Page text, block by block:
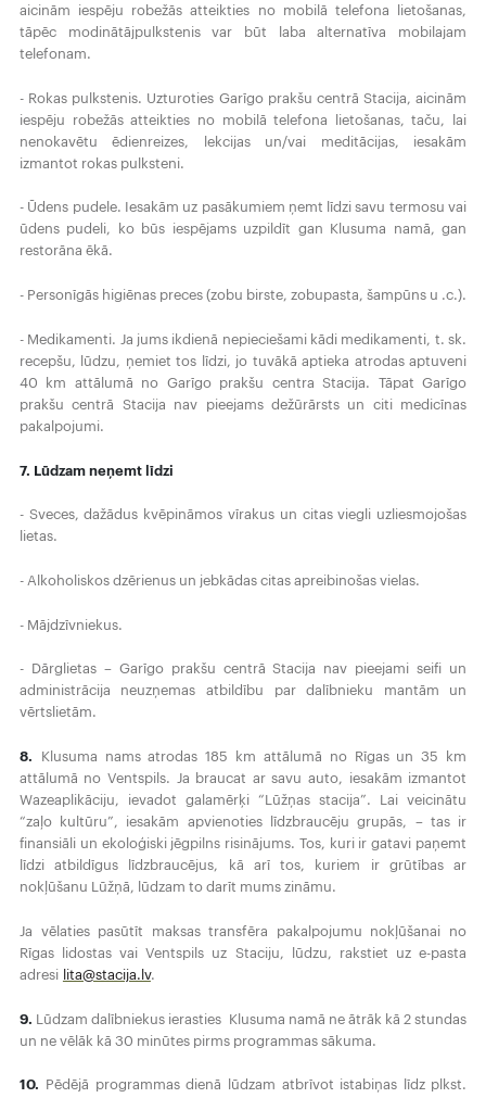
aicinām iespēju robežās atteikties no mobilā telefona lietošanas,
tāpēc modinātājpulkstenis var būt laba alternatīva mobilajam
telefonam.
- Rokas pulkstenis. Uzturoties Garīgo prakšu centrā Stacija, aicinām
iespēju robežās atteikties no mobilā telefona lietošanas, taču, lai
nenokavētu ēdienreizes, lekcijas un/vai meditācijas, iesakām
izmantot rokas pulksteni.
- Ūdens pudele. Iesakām uz pasākumiem ņemt līdzi savu termosu vai
ūdens pudeli, ko būs iespējams uzpildīt gan Klusuma namā, gan
restorāna ēkā.
- Personīgās higiēnas preces (zobu birste, zobupasta, šampūns u .c.).
- Medikamenti. Ja jums ikdienā nepieciešami kādi medikamenti, t. sk.
recepšu, lūdzu, ņemiet tos līdzi, jo tuvākā aptieka atrodas aptuveni
40 km attālumā no Garīgo prakšu centra Stacija. Tāpat Garīgo
prakšu centrā Stacija nav pieejams dežūrārsts un citi medicīnas
pakalpojumi.
7. Lūdzam neņemt līdzi
- Sveces, dažādus kvēpināmos vīrakus un citas viegli uzliesmojošas
lietas.
- Alkoholiskos dzērienus un jebkādas citas apreibinošas vielas.
- Mājdzīvniekus.
- Dārglietas – Garīgo prakšu centrā Stacija nav pieejami seifi un
administrācija neuzņemas atbildību par dalībnieku mantām un
vērtslietām.
8. Klusuma nams atrodas 185 km attālumā no Rīgas un 35 km
attālumā no Ventspils. Ja braucat ar savu auto, iesakām izmantot
Wazeaplikāciju, ievadot galamērķi “Lūžņas stacija”. Lai veicinātu
“zaļo kultūru”, iesakām apvienoties līdzbraucēju grupās, – tas ir
finansiāli un ekoloģiski jēgpilns risinājums. Tos, kuri ir gatavi paņemt
līdzi atbildīgus līdzbraucējus, kā arī tos, kuriem ir grūtības ar
nokļūšanu Lūžņā, lūdzam to darīt mums zināmu.
Ja vēlaties pasūtīt maksas transfēra pakalpojumu nokļūšanai no
Rīgas lidostas vai Ventspils uz Staciju, lūdzu, rakstiet uz e-pasta
adresi
lita@stacija.lv.
9.
Lūdzam dalībniekus ierasties Klusuma namā ne ātrāk kā 2 stundas
un ne vēlāk kā 30 minūtes pirms programmas sākuma.
10. Pēdējā programmas dienā lūdzam atbrīvot istabiņas līdz plkst.